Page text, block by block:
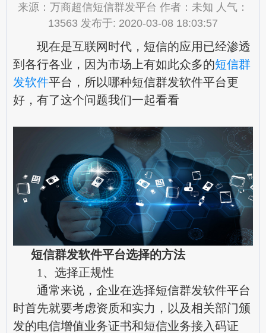
来源：万商超信短信群发平台 作者：未知 人气：
13563 发布于: 2020-03-08 18:03:57
现在是互联网时代，短信的应用已经渗透
到各行各业，因为市场上有如此众多的短信群
发软件平台，所以哪种短信群发软件平台更
好，有了这个问题我们一起看看
短信群发软件平台选择的方法
1、选择正规性
通常来说，企业在选择短信群发软件平台
时首先就要考虑资质和实力，以及相关部门颁
发的电信增值业务证书和短信业务接入码证